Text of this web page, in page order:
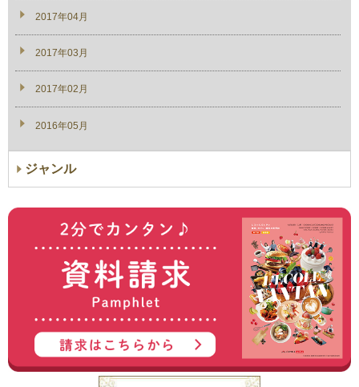
2017年04月
2017年03月
2017年02月
2016年05月
ジャンル